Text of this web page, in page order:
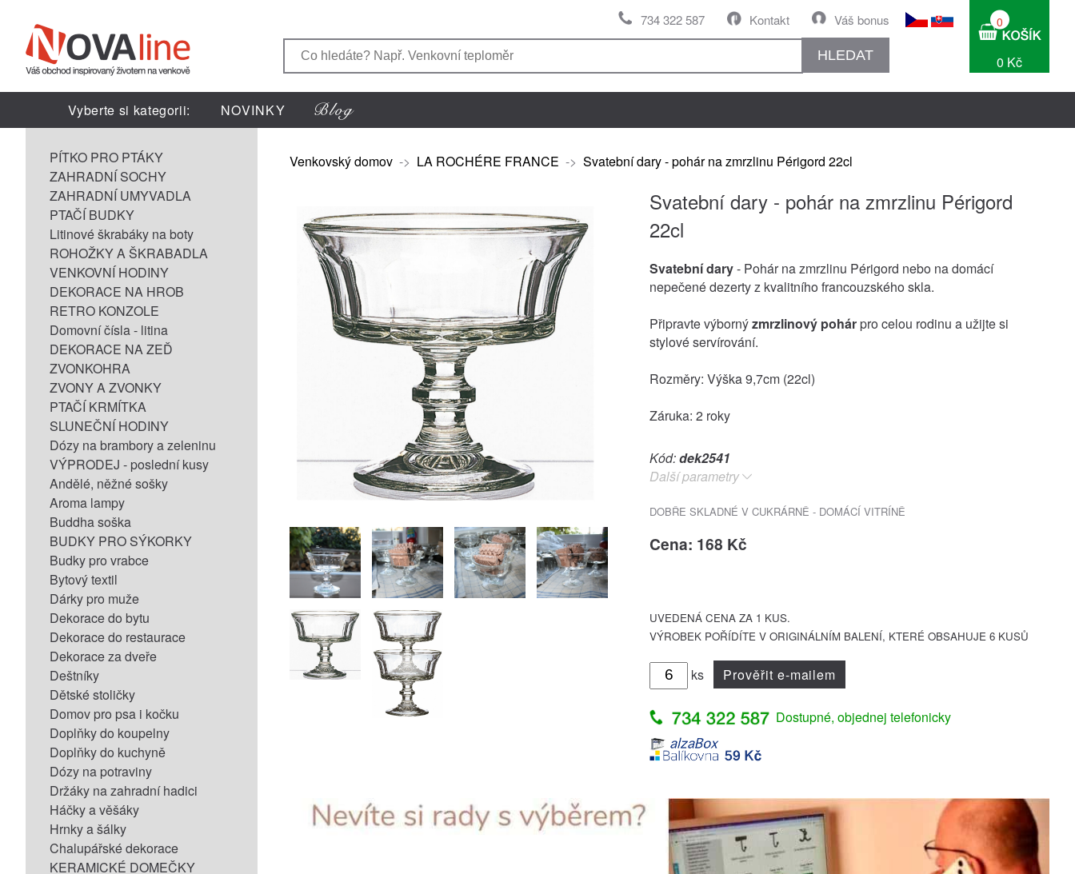
Váš bonus
Kontakt
734 322 587
HLEDAT
0
0 Kč
Vyberte si kategorii: NOVINKY
PÍTKO PRO PTÁKY
ZAHRADNÍ SOCHY
ZAHRADNÍ UMYVADLA
PTAČÍ BUDKY
Litinové škrabáky na boty
ROHOŽKY A ŠKRABADLA
VENKOVNÍ HODINY
DEKORACE NA HROB
RETRO KONZOLE
Domovní čísla - litina
DEKORACE NA ZEĎ
ZVONKOHRA
ZVONY A ZVONKY
PTAČÍ KRMÍTKA
SLUNEČNÍ HODINY
Dózy na brambory a zeleninu
VÝPRODEJ - poslední kusy
Andělé, něžné sošky
Aroma lampy
Buddha soška
BUDKY PRO SÝKORKY
Budky pro vrabce
Bytový textil
Dárky pro muže
Dekorace do bytu
Dekorace do restaurace
Dekorace za dveře
Deštníky
Dětské stoličky
Domov pro psa i kočku
Doplňky do koupelny
Doplňky do kuchyně
Dózy na potraviny
Držáky na zahradní hadici
Háčky a věšáky
Hrnky a šálky
Chalupářské dekorace
KERAMICKÉ DOMEČKY
Venkovský domov -> LA ROCHÉRE FRANCE -> Svatební dary - pohár na zmrzlinu Périgord 22cl
Svatební dary - pohár na zmrzlinu Périgord
22cl
Svatební dary- Pohár na zmrzlinu Périgord nebo na domácí
nepečené dezerty z kvalitního francouzského skla.
Připravte výbornýzmrzlinový pohárpro celou rodinu a užijte si
stylové servírování.
Rozměry: Výška 9,7cm (22cl)
Záruka: 2 roky
Kód:dek2541
Další parametry
DOBŘE SKLADNÉ V CUKRÁRNĚ - DOMÁCÍ VITRÍNĚ
Cena: 168 Kč
UVEDENÁ CENA ZA 1 KUS.
VÝROBEK POŘÍDÍTE V ORIGINÁLNÍM BALENÍ, KTERÉ OBSAHUJE 6 KUSŮ
ks Prověřit e-mailem
Dostupné, objednej telefonicky